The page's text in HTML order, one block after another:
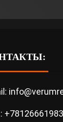
+78126661983